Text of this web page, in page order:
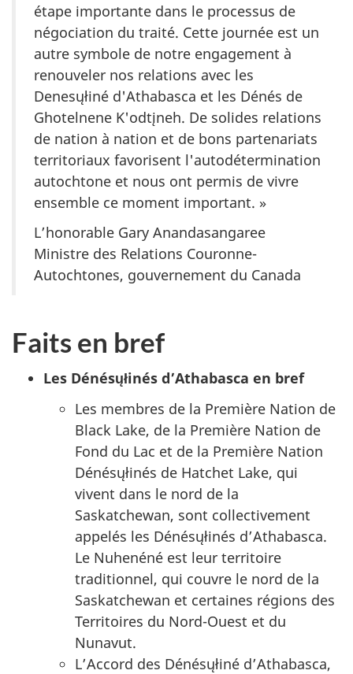
étape importante dans le processus de
négociation du traité. Cette journée est un
autre symbole de notre engagement à
renouveler nos relations avec les
Denesųłiné d'Athabasca et les Dénés de
Ghotelnene K'odtįneh. De solides relations
de nation à nation et de bons partenariats
territoriaux favorisent l'autodétermination
autochtone et nous ont permis de vivre
ensemble ce moment important. »
L’honorable Gary Anandasangaree
Ministre des Relations Couronne-
Autochtones, gouvernement du Canada
Faits en bref
Les Dénésųłinés d’Athabasca en bref
Les membres de la Première Nation de
Black Lake, de la Première Nation de
Fond du Lac et de la Première Nation
Dénésųłinés de Hatchet Lake, qui
vivent dans le nord de la
Saskatchewan, sont collectivement
appelés les Dénésųłinés d’Athabasca.
Le Nuhenéné est leur territoire
traditionnel, qui couvre le nord de la
Saskatchewan et certaines régions des
Territoires du Nord-Ouest et du
Nunavut.
L’Accord des Dénésųłiné d’Athabasca,